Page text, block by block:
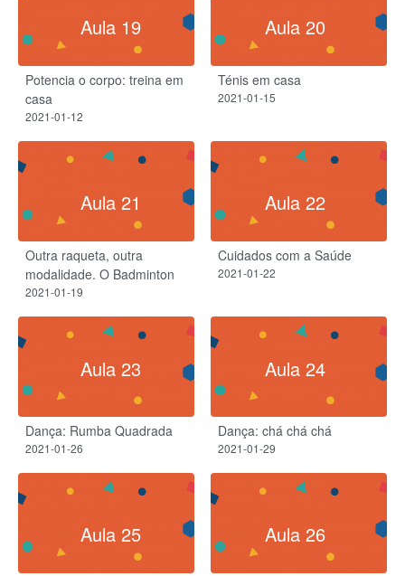
Aula 19
Potencia o corpo: treina em
casa
2021-01-12
Aula 20
Ténis em casa
2021-01-15
Aula 21
Outra raqueta, outra
modalidade. O Badminton
2021-01-19
Aula 22
Cuidados com a Saúde
2021-01-22
Aula 23
Dança: Rumba Quadrada
2021-01-26
Aula 24
Dança: chá chá chá
2021-01-29
Aula 25 Aula 26